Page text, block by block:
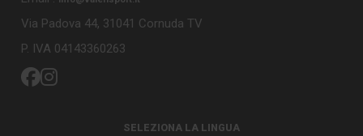
Via Padova 44, 31041 Cornuda TV
P. IVA 04143360263
SELEZIONA LA LINGUA